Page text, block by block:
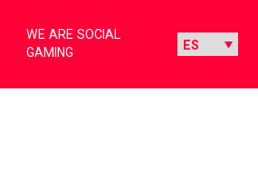
WE ARE SOCIAL
GAMING